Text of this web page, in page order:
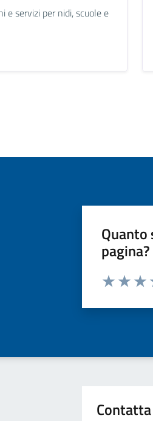
e servizi per nidi, scuole e
Quanto
pagina?
Valuta da 1 a